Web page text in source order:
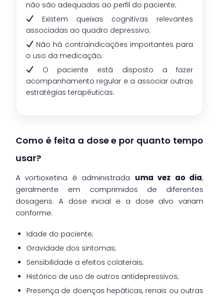
não são adequadas ao perfil do paciente;
Existem queixas cognitivas relevantes
associadas ao quadro depressivo;
Não há contraindicações importantes para
o uso da medicação;
O paciente está disposto a fazer
acompanhamento regular e a associar outras
estratégias terapêuticas.
Como é feita a dose e por quanto tempo
usar?
A vortioxetina é administrada uma vez ao dia,
geralmente em comprimidos de diferentes
dosagens. A dose inicial e a dose alvo variam
conforme:
Idade do paciente;
Gravidade dos sintomas;
Sensibilidade a efeitos colaterais;
Histórico de uso de outros antidepressivos;
Presença de doenças hepáticas, renais ou outras